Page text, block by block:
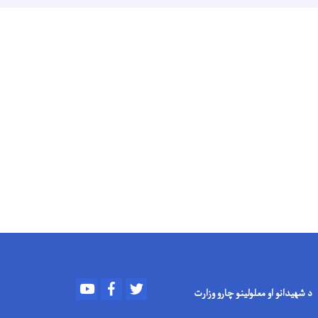
د شهیدانو او معلولینو چارو وزارت Youtube Facebook